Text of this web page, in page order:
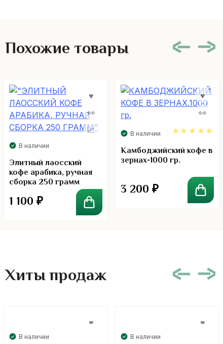
Похожие товары
В наличии
Элитный лаосский
кофе арабика, ручная
сборка 250 грамм
1 100 ₽
В наличии
5.00
Камбоджийский кофе в
зернах-1000 гр.
3 200 ₽
Хиты продаж
В наличии В наличии